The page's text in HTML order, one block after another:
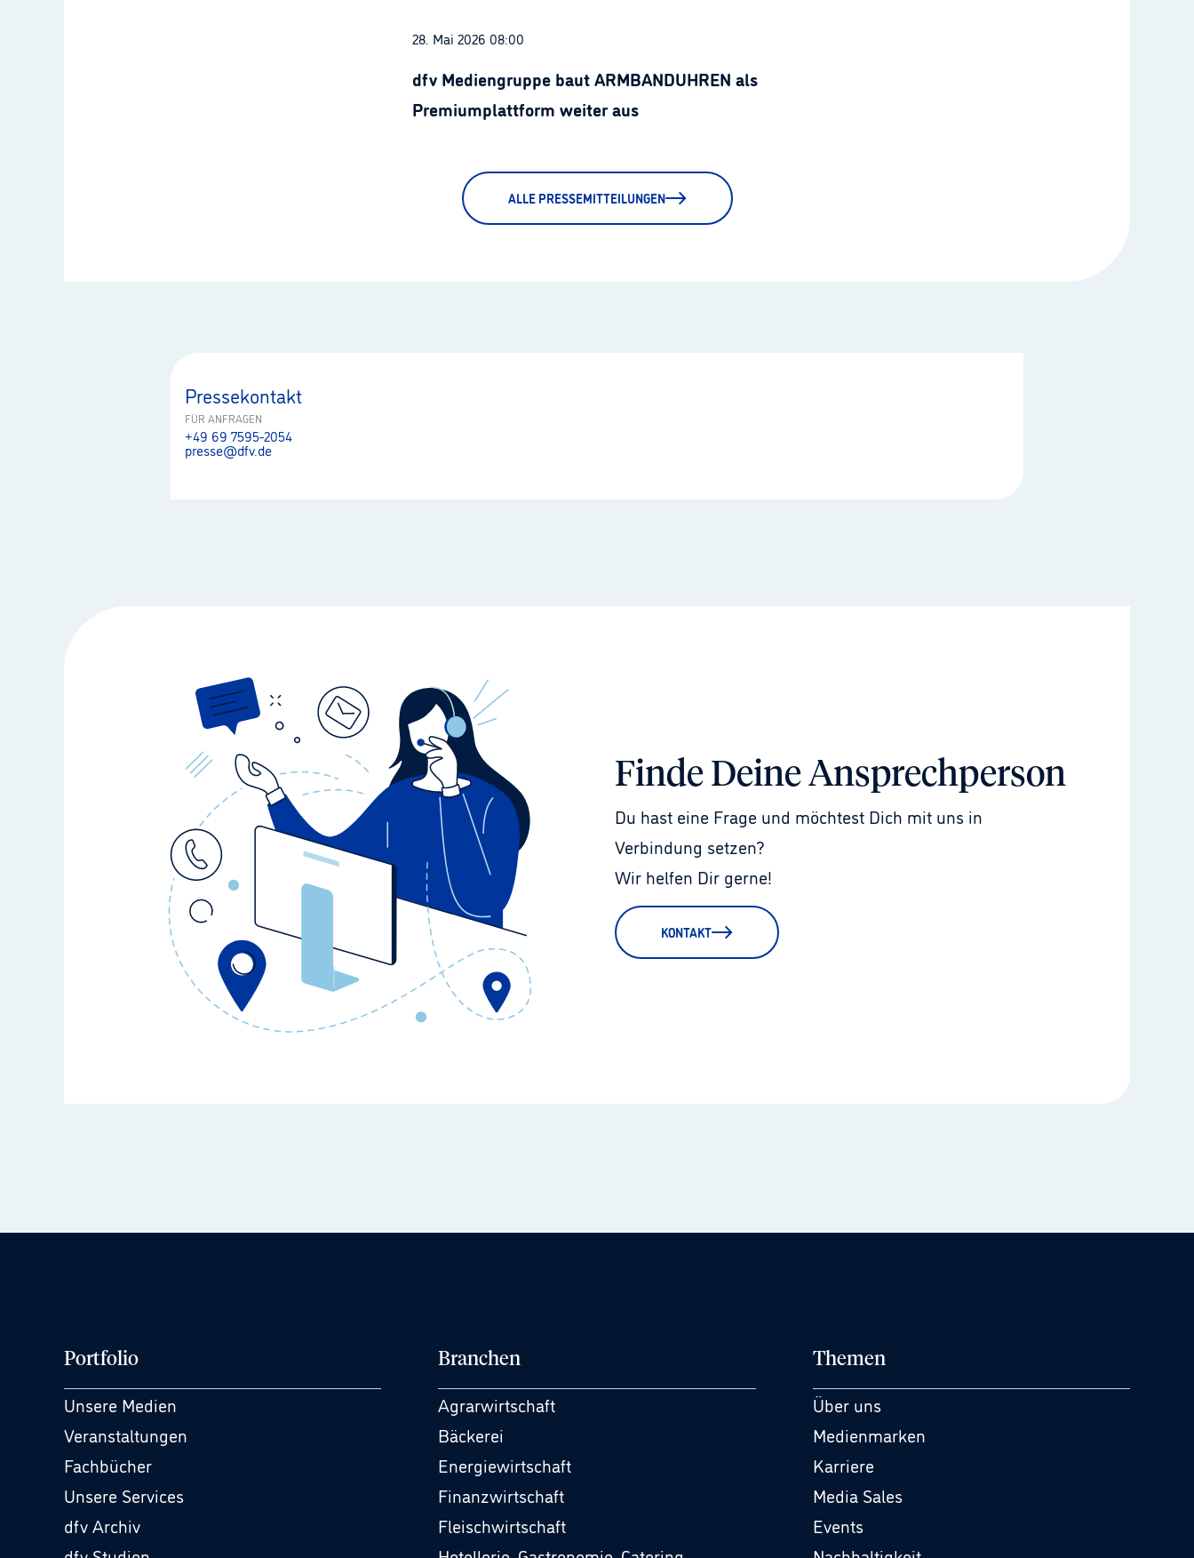
28. Mai 2026 08:00
dfv Mediengruppe baut ARMBANDUHREN als
Premiumplattform weiter aus
ALLE PRESSEMITTEILUNGEN
Pressekontakt
FÜR ANFRAGEN
+49 69 7595-2054
presse@dfv.de
Finde Deine Ansprechperson
Du hast eine Frage und möchtest Dich mit uns in
Verbindung setzen?
Wir helfen Dir gerne!
KONTAKT
Portfolio
Unsere Medien
Veranstaltungen
Fachbücher
Unsere Services
dfv Archiv
Branchen
Agrarwirtschaft
Bäckerei
Energiewirtschaft
Finanzwirtschaft
Fleischwirtschaft
Themen
Über uns
Medienmarken
Karriere
Media Sales
Events